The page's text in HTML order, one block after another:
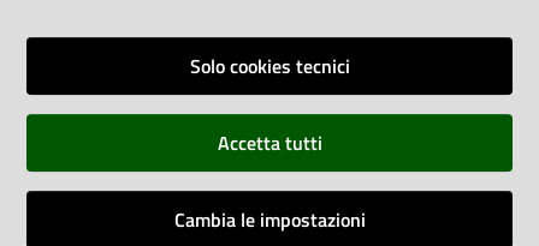
Privacy policy
Solo cookies tecnici
Accetta tutti
Cambia le impostazioni